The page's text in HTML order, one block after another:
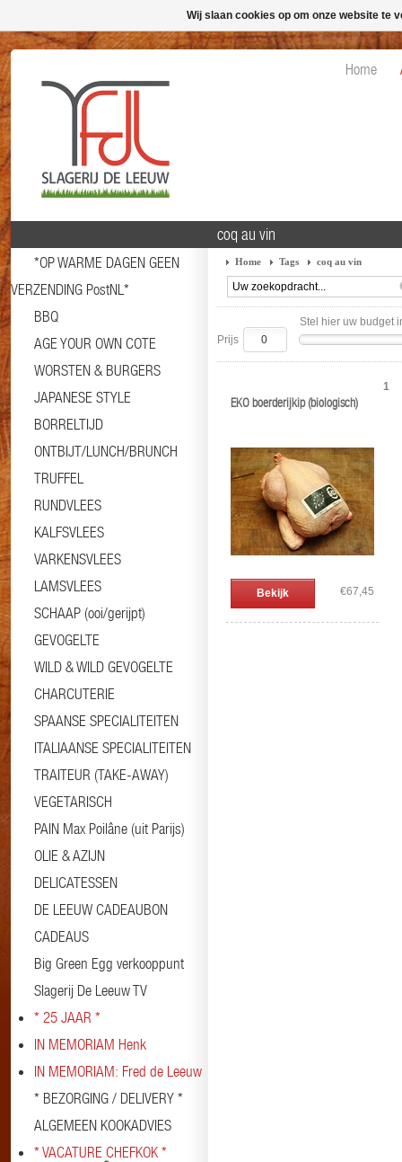
Home
*OP WARME DAGEN GEEN
VERZENDING PostNL*
BBQ
AGE YOUR OWN COTE
WORSTEN & BURGERS
JAPANESE STYLE
BORRELTIJD
ONTBIJT/LUNCH/BRUNCH
TRUFFEL
RUNDVLEES
KALFSVLEES
VARKENSVLEES
LAMSVLEES
SCHAAP (ooi/gerijpt)
GEVOGELTE
WILD & WILD GEVOGELTE
CHARCUTERIE
SPAANSE SPECIALITEITEN
ITALIAANSE SPECIALITEITEN
TRAITEUR (TAKE-AWAY)
VEGETARISCH
PAIN Max Poilâne (uit Parijs)
OLIE & AZIJN
DELICATESSEN
DE LEEUW CADEAUBON
CADEAUS
Big Green Egg verkooppunt
Slagerij De Leeuw TV
* 25 JAAR *
IN MEMORIAM Henk
IN MEMORIAM: Fred de Leeuw
* BEZORGING / DELIVERY *
ALGEMEEN KOOKADVIES
* VACATURE CHEFKOK *
coq au vin
Home Tags coq au vin
Stel hier uw budget
Prijs
EKO boerderijkip (biologisch)
Bekijk €67,45
1
Wij slaan cookies op om onze website te